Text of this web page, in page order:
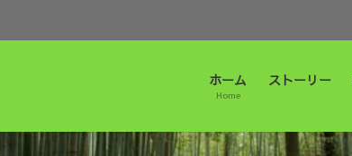
ホーム
Home
ストーリー